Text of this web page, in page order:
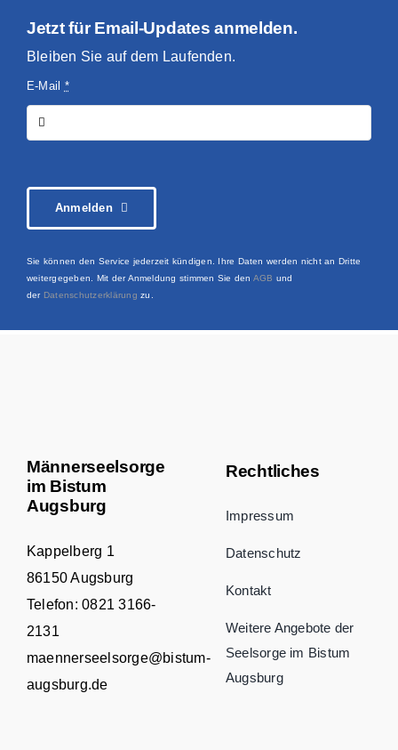
Jetzt für Email-Updates anmelden.
Bleiben Sie auf dem Laufenden.
E-Mail *
Anmelden
Sie können den Service jederzeit kündigen. Ihre Daten werden nicht an Dritte
weitergegeben. Mit der Anmeldung stimmen Sie den AGB und
der Datenschutzerklärung zu.
Männerseelsorge
im Bistum
Augsburg
Kappelberg 1
86150 Augsburg
Telefon:0821 3166-
2131
maennerseelsorge@bistum-
augsburg.de
Rechtliches
Impressum
Datenschutz
Kontakt
Weitere Angebote der
Seelsorge im Bistum
Augsburg